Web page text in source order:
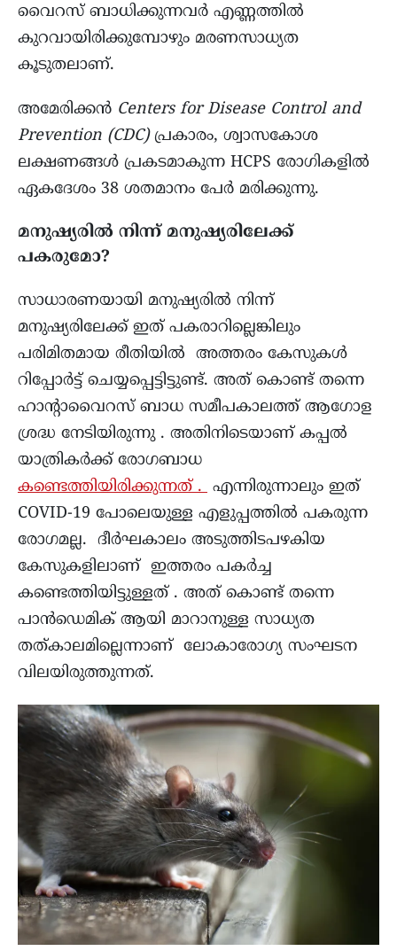
വൈറസ് ബാധിക്കുന്നവർ എണ്ണത്തിൽ
കുറവായിരിക്കുമ്പോഴും മരണസാധ്യത
കൂടുതലാണ്.
അമേരിക്കൻ Centers for Disease Control and
Prevention (CDC)പ്രകാരം, ശ്വാസകോശ
ലക്ഷണങ്ങൾ പ്രകടമാകുന്ന HCPS രോഗികളിൽ
ഏകദേശം 38 ശതമാനം പേർ മരിക്കുന്നു.
മനുഷ്യരിൽ നിന്ന് മനുഷ്യരിലേക്ക്
പകരുമോ?
സാധാരണയായി മനുഷ്യരിൽ നിന്ന്
മനുഷ്യരിലേക്ക് ഇത് പകരാറില്ലെങ്കിലും
പരിമിതമായ രീതിയിൽ അത്തരം കേസുകൾ
റിപ്പോർട്ട് ചെയ്യപ്പെട്ടിട്ടുണ്ട്. അത് കൊണ്ട് തന്നെ
ഹാന്റാവൈറസ് ബാധ സമീപകാലത്ത് ആഗോള
ശ്രദ്ധ നേടിയിരുന്നു . അതിനിടെയാണ് കപ്പൽ
യാത്രികർക്ക് രോഗബാധ
കണ്ടെത്തിയിരിക്കുന്നത് . എന്നിരുന്നാലും ഇത്
COVID-19 പോലെയുള്ള എളുപ്പത്തിൽ പകരുന്ന
രോഗമല്ല. ദീർഘകാലം അടുത്തിടപഴകിയ
കേസുകളിലാണ് ഇത്തരം പകർച്ച
കണ്ടെത്തിയിട്ടുള്ളത് . അത് കൊണ്ട് തന്നെ
പാൻഡെമിക് ആയി മാറാനുള്ള സാധ്യത
തത്കാലമില്ലെന്നാണ് ലോകാരോഗ്യ സംഘടന
വിലയിരുത്തുന്നത്.